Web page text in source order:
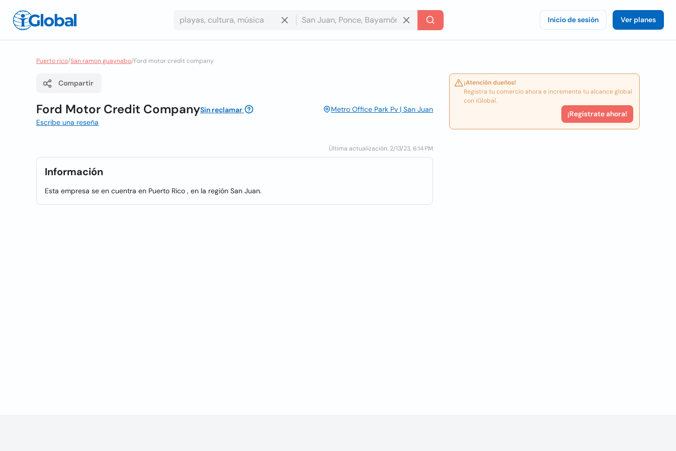
Inicio de sesión Ver planes
Puerto rico/San ramon guaynabo/Ford motor credit company
Compartir
Ford Motor Credit CompanySin reclamar
Metro Office Park Pv | San Juan
Escribe una reseña
Última actualización: 2/13/23, 6:14 PM
Información
Esta empresa se en cuentra en Puerto Rico , en la región San Juan.
¡Atención dueños!
Registra tu comercio ahora e incrementa tu alcance global
con iGlobal.
¡Registrate ahora!